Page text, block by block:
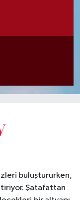
buluştururken,
Şatafattan